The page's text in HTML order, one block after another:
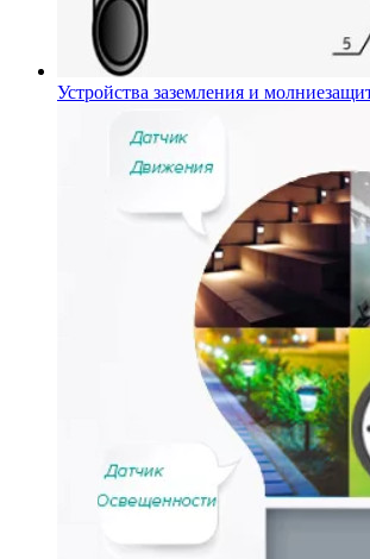
Устройства заземления и